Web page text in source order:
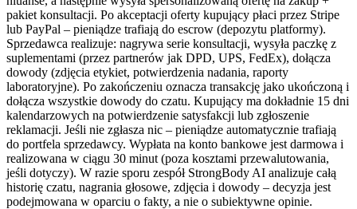
pakiet konsultacji. Po akceptacji oferty kupujący płaci przez Stripe
lub PayPal – pieniądze trafiają do escrow (depozytu platformy).
Sprzedawca realizuje: nagrywa serie konsultacji, wysyła paczkę z
suplementami (przez partnerów jak DPD, UPS, FedEx), dołącza
dowody (zdjęcia etykiet, potwierdzenia nadania, raporty
laboratoryjne). Po zakończeniu oznacza transakcję jako ukończoną i
dołącza wszystkie dowody do czatu. Kupujący ma dokładnie 15 dni
kalendarzowych na potwierdzenie satysfakcji lub zgłoszenie
reklamacji. Jeśli nie zgłasza nic – pieniądze automatycznie trafiają
do portfela sprzedawcy. Wypłata na konto bankowe jest darmowa i
realizowana w ciągu 30 minut (poza kosztami przewalutowania,
jeśli dotyczy). W razie sporu zespół StrongBody AI analizuje całą
historię czatu, nagrania głosowe, zdjęcia i dowody – decyzja jest
podejmowana w oparciu o fakty, a nie o subiektywne opinie.